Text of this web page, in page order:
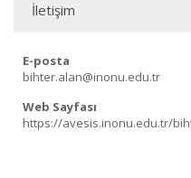
İletişim
E-posta
bihter.alan@inonu.edu.tr
Web Sayfası
https://avesis.inonu.edu.tr/